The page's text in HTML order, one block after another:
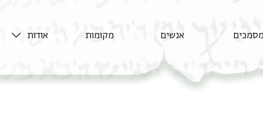
מסמכים אנשים מקומות אודות